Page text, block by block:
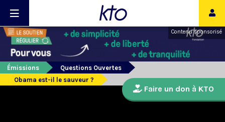
Contenu sponsorisé
Émissions
Questions Ouvertes
Obama est-il le sauveur ?
Faire un don à KTO